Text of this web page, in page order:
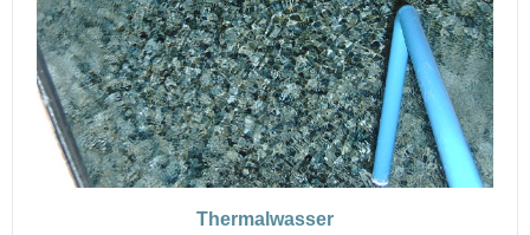
Thermalwasser